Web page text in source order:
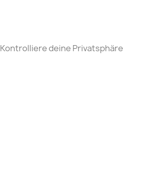
Kontrolliere deine Privatsphäre